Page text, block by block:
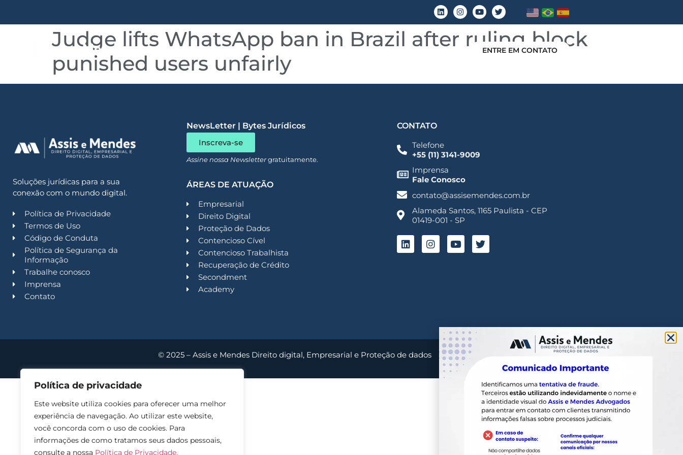
Política de privacidade
Este website utiliza cookies para oferecer uma melhor
experiência de navegação. Ao utilizar este website,
você concorda com o uso de cookies. Para
informações de como tratamos seus dados pessoais,
consulte a nossa Política de Privacidade.
Quem somos LGPD Conteúdo ENTRE EM CONTATO
Judge lifts WhatsApp ban in Brazil after ruling block
punished users unfairly
Soluções jurídicas para a sua
conexão com o mundo digital.
Política de Privacidade
Termos de Uso
Código de Conduta
Política de Segurança da
Informação
Trabalhe conosco
Imprensa
Contato
NewsLetter | Bytes Jurídicos
Inscreva-se
Assine nossa Newslettergratuitamente.
ÁREAS DE ATUAÇÃO
Empresarial
Direito Digital
Proteção de Dados
Contencioso Cível
Contencioso Trabalhista
Recuperação de Crédito
Secondment
Academy
CONTATO
Telefone
+55 (11) 3141-9009
Imprensa
Fale Conosco
contato@assisemendes.com.br
Alameda Santos, 1165 Paulista - CEP
01419-001 - SP
© 2025 – Assis e Mendes Direito digital, Empresarial e Proteção de dados